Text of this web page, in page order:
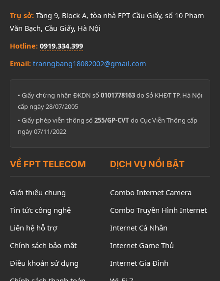
Trụ sở: Tầng 9, Block A, tòa nhà FPT Cầu Giấy, số 10 Phạm
Văn Bạch, Cầu Giấy, Hà Nội
Hotline: 0919.334.399
Email: tranngbang18082002@gmail.com
• Giấy chứng nhận ĐKDN số 0101778163do Sở KHĐT TP. Hà Nội
cấp ngày 28/07/2005
• Giấy phép viễn thông số 255/GP-CVTdo Cục Viễn Thông cấp
ngày 07/11/2022
VỀ FPT TELECOM
Giới thiệu chung
Tin tức công nghệ
Liên hệ hỗ trợ
Chính sách bảo mật
Điều khoản sử dụng
DỊCH VỤ NỔI BẬT
Combo Internet Camera
Combo Truyền Hình Internet
Internet Cá Nhân
Internet Game Thủ
Internet Gia Đình